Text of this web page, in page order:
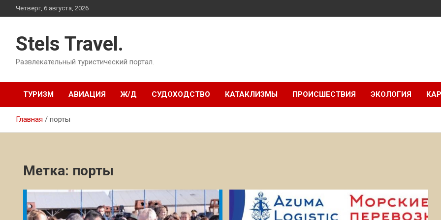
Перейти
к
Четверг, 6 августа, 2026
Stels Travel.
Развлекательный туристический портал.
ТУРИЗМ АВИАЦИЯ Ж/Д СУДОХОДСТВО КАТАКЛИЗМЫ ПРОИСШЕСТВИЯ ЭКОЛОГИЯ
Главная порты
Метка: порты